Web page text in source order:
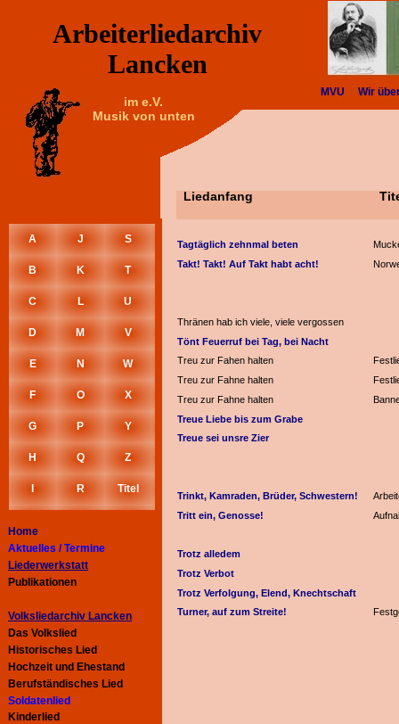
Liedanfang
Tagtäglich zehnmal beten
Takt! Takt! Auf Takt habt acht!
Thränen hab ich viele, viele vergossen
Tönt Feuerruf bei Tag, bei Nacht
Treu zur Fahen halten
Treu zur Fahne halten
Treu zur Fahne halten
Treue Liebe bis zum Grabe
Treue sei unsre Zier
Trinkt, Kamraden, Brüder, Schwestern!
Tritt ein, Genosse!
Trotz alledem
Trotz Verbot
Trotz Verfolgung, Elend, Knechtschaft
Turner, auf zum Streite!
MVU Wir
A J S
B K T
C L U
D M V
E N W
F O X
G P Y
H Q Z
R Titel
Home
Aktuelles / Termine
Liederwerkstatt
Publikationen
Volksliedarchiv Lancken
Das Volkslied
Historisches Lied
Hochzeit und Ehestand
Berufständisches Lied
Soldatenlied
Kinderlied
im e.V.
Musik von unten
Arbeiterliedarchiv
Lancken